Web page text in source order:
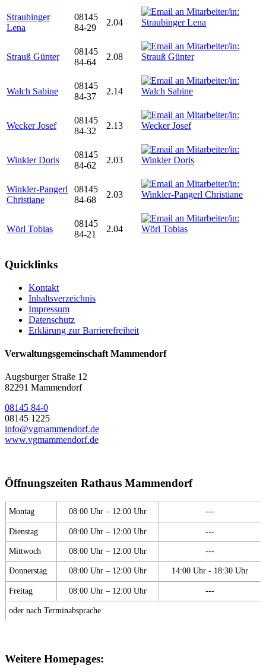
Straubinger
Lena
08145
84-29
2.04
Strauß Günter
08145
84-64
2.08
Walch Sabine
08145
84-37
2.14
Wecker Josef
08145
84-32
2.13
Winkler Doris
08145
84-62
2.03
Winkler-Pangerl
Christiane
08145
84-68
2.03
Wörl Tobias
08145
84-21
2.04
Quicklinks
Kontakt
Inhaltsverzeichnis
Impressum
Datenschutz
Erklärung zur Barrierefreiheit
Verwaltungsgemeinschaft Mammendorf
Augsburger Straße 12
82291 Mammendorf
08145 84-0
08145 1225
info@vgmammendorf.de
www.vgmammendorf.de
Öffnungszeiten Rathaus Mammendorf
Montag 08:00 Uhr – 12:00 Uhr ---
Dienstag 08:00 Uhr – 12:00 Uhr ---
Mittwoch 08:00 Uhr – 12:00 Uhr ---
Donnerstag 08:00 Uhr – 12:00 Uhr 14:00 Uhr - 18:30 Uhr
Freitag 08:00 Uhr – 12:00 Uhr ---
oder nach Terminabsprache
Weitere Homepages: